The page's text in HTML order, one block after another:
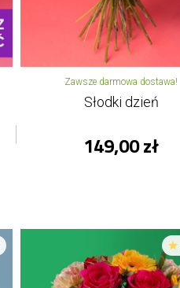
Zawsze darmowa dostawa!
Słodki dzień
149,00 zł